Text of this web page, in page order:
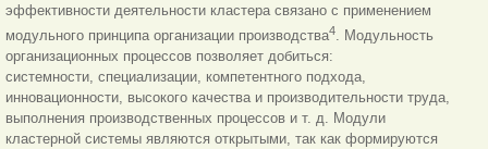
эффективности деятельности кластера связано с применением
модульного принципа организации производства4. Модульность
организационных процессов позволяет добиться:
системности, специализации, компетентного подхода,
инновационности, высокого качества и производительности труда,
выполнения производственных процессов и т. д. Модули
кластерной системы являются открытыми, так как формируются